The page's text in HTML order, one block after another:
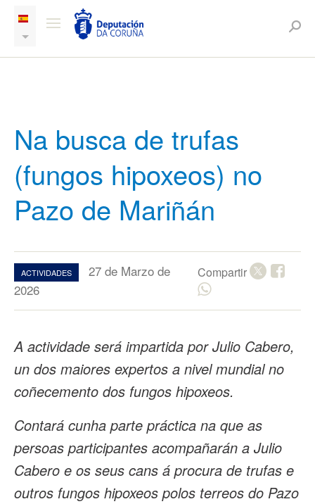
Na busca de trufas
(fungos hipoxeos) no
Pazo de Mariñán
ACTIVIDADES
27 de Marzo de
2026
Compartir
A actividade será impartida por Julio Cabero,
un dos maiores expertos a nivel mundial no
coñecemento dos fungos hipoxeos.
Contará cunha parte práctica na que as
persoas participantes acompañarán a Julio
Cabero e os seus cans á procura de trufas e
outros fungos hipoxeos polos terreos do Pazo